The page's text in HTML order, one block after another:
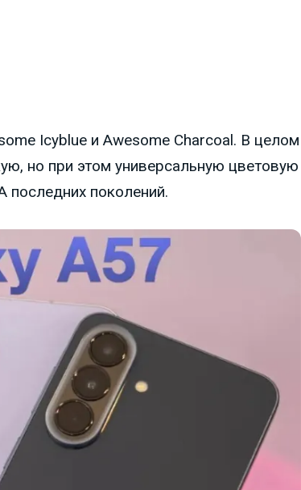
Icyblue и Awesome Charcoal. В целом
но при этом универсальную цветовую
последних поколений.